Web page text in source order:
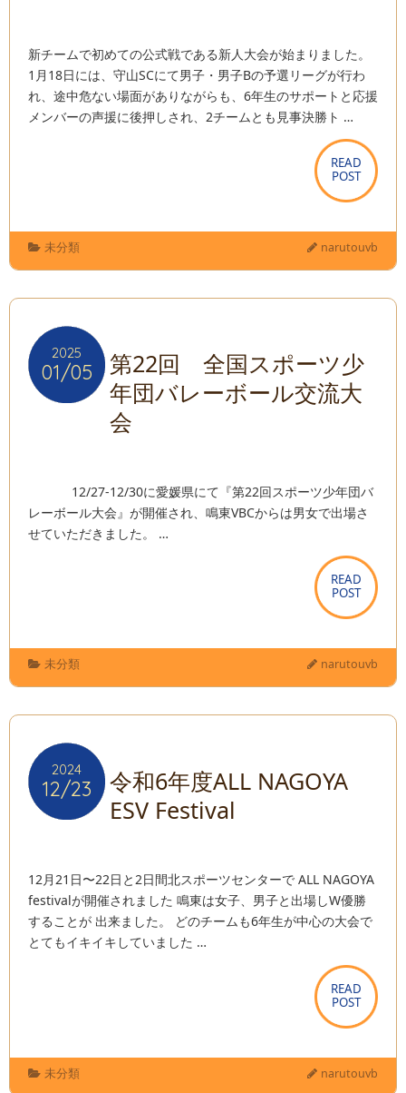
新チームで初めての公式戦である新人大会が始まりました。
1月18日には、守山SCにて男子・男子Bの予選リーグが行わ
れ、途中危ない場面がありながらも、6年生のサポートと応援
メンバーの声援に後押しされ、2チームとも見事決勝ト …
READ
POST
READ
POST
未分類 narutouvb
2025
01/05
2025
01/05
第22回 全国スポーツ少
年団バレーボール交流大
会
12/27-12/30に愛媛県にて『第22回スポーツ少年団バ
レーボール大会』が開催され、鳴東VBCからは男女で出場さ
せていただきました。 …
READ
POST
READ
POST
未分類 narutouvb
2024
12/23
2024
12/23
令和6年度ALL NAGOYA
ESV Festival
12月21日〜22日と2日間北スポーツセンターで ALL NAGOYA
festivalが開催されました 鳴東は女子、男子と出場しW優勝
することが 出来ました。 どのチームも6年生が中心の大会で
とてもイキイキしていました …
READ
POST
READ
POST
未分類 narutouvb